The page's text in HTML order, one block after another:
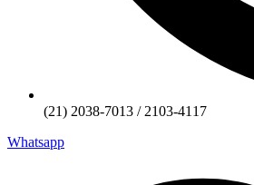
(21) 2038-7013 / 2103-4117
Whatsapp